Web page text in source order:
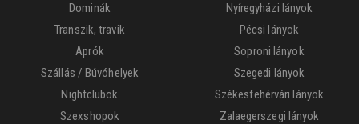
Dominák
Transzik, travik
Aprók
Szállás / Búvóhelyek
Nightclubok
Szexshopok
Nyíregyházi lányok
Pécsi lányok
Soproni lányok
Szegedi lányok
Székesfehérvári lányok
Zalaegerszegi lányok